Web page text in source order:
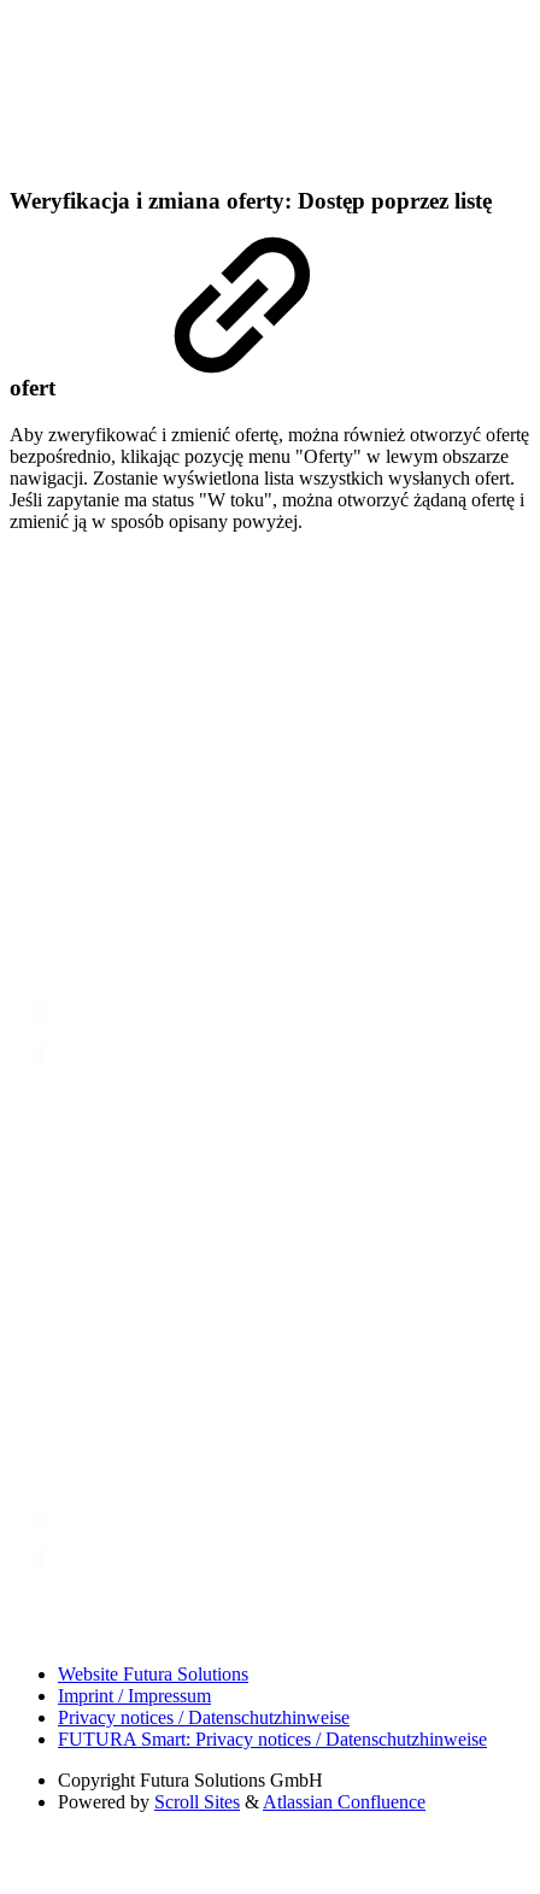
Weryfikacja i zmiana oferty: Dostęp poprzez listę
ofert
Aby zweryfikować i zmienić ofertę, można również otworzyć ofertę
bezpośrednio, klikając pozycję menu "Oferty" w lewym obszarze
nawigacji. Zostanie wyświetlona lista wszystkich wysłanych ofert.
Jeśli zapytanie ma status "W toku", można otworzyć żądaną ofertę i
zmienić ją w sposób opisany powyżej.
Website Futura Solutions
Imprint / Impressum
Privacy notices / Datenschutzhinweise
FUTURA Smart: Privacy notices / Datenschutzhinweise
Copyright Futura Solutions GmbH
Powered by Scroll Sites & Atlassian Confluence